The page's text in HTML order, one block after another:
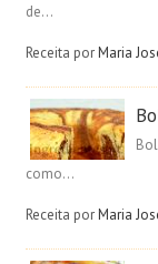
de...
Receita porMaria
como...
Receita porMaria